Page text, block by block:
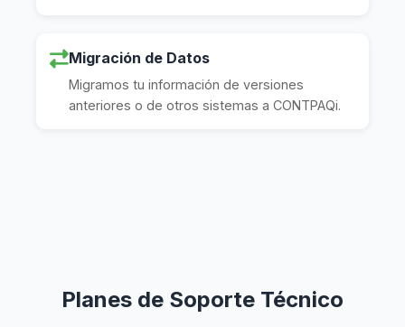
Migración de Datos
Migramos tu información de versiones
anteriores o de otros sistemas a CONTPAQi.
Planes de Soporte Técnico